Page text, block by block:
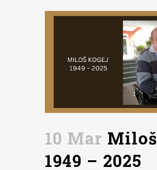
10 Mar
1949 – 2025